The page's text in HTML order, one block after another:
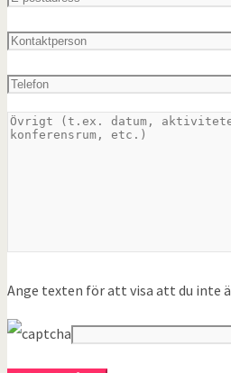
Ange texten för att visa att du inte